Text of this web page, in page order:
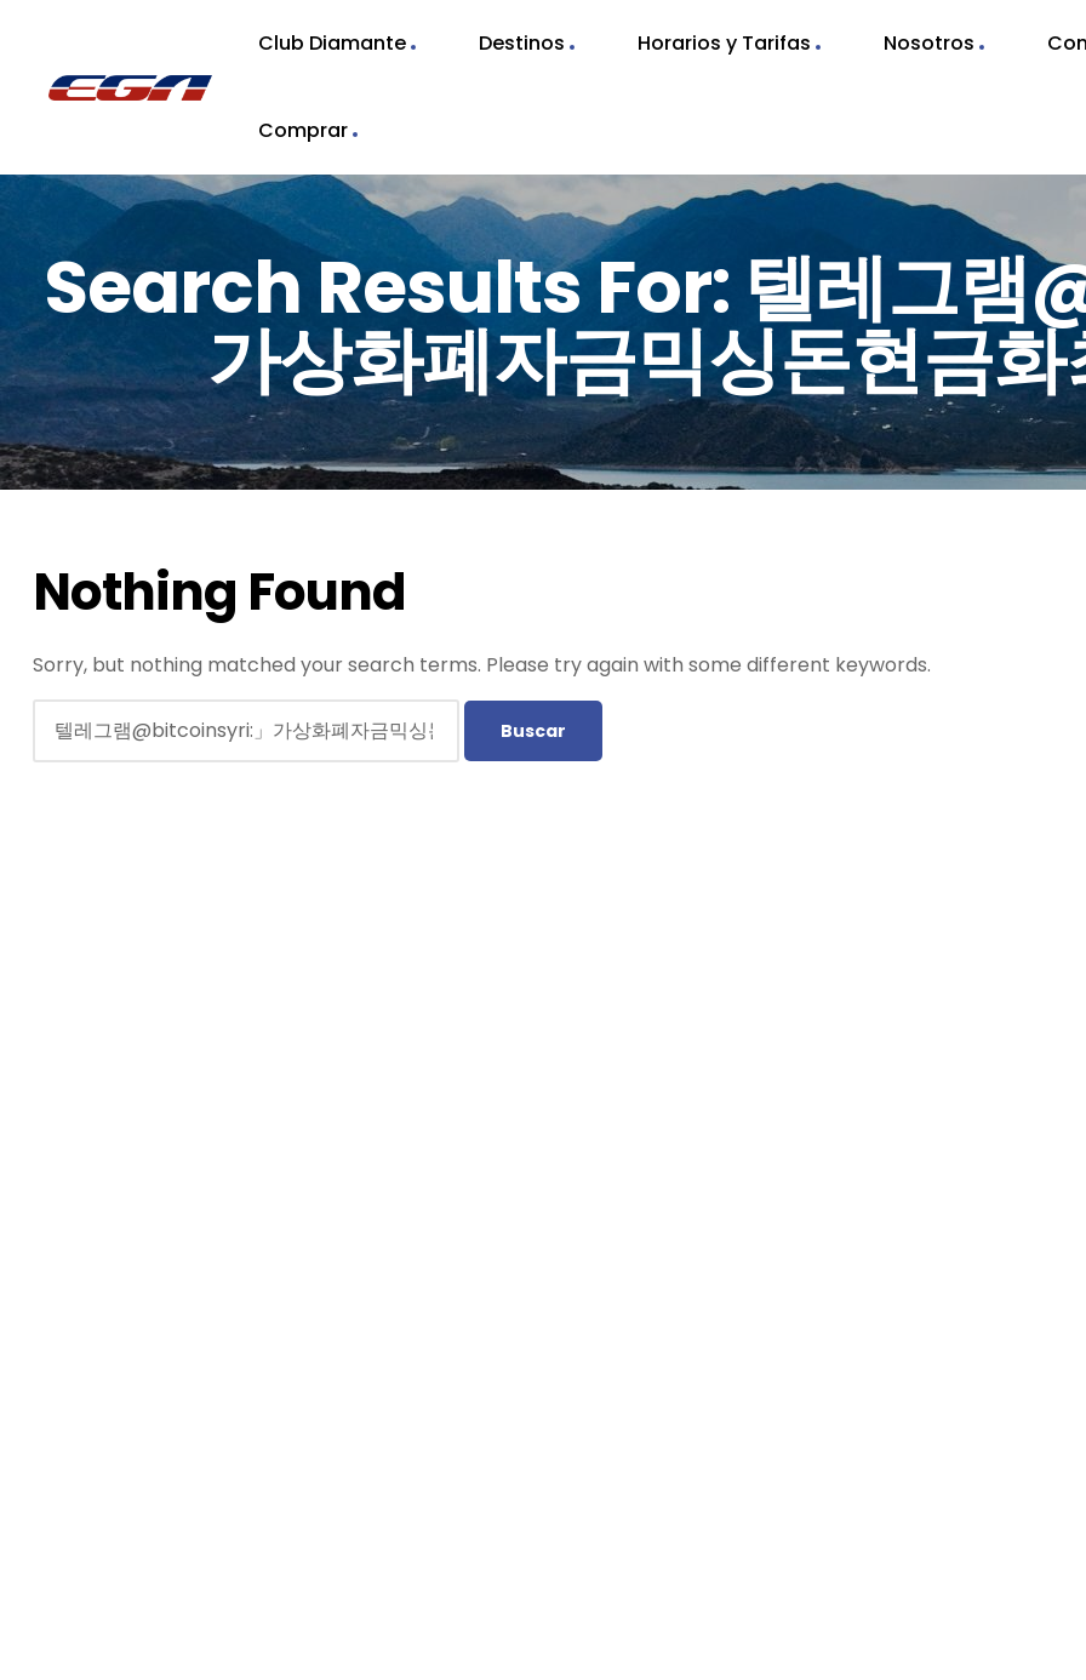
Club Diamante Destinos Horarios y Tarifas Nosotros
Comprar
Search Results For: 텔레그
가상화폐자금믹싱돈현금
Nothing Found
Sorry, but nothing matched your search terms. Please try again with some different keywords.